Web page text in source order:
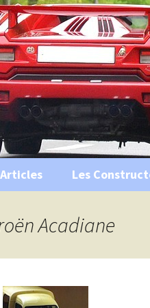
historiques …
Les
Acadiane